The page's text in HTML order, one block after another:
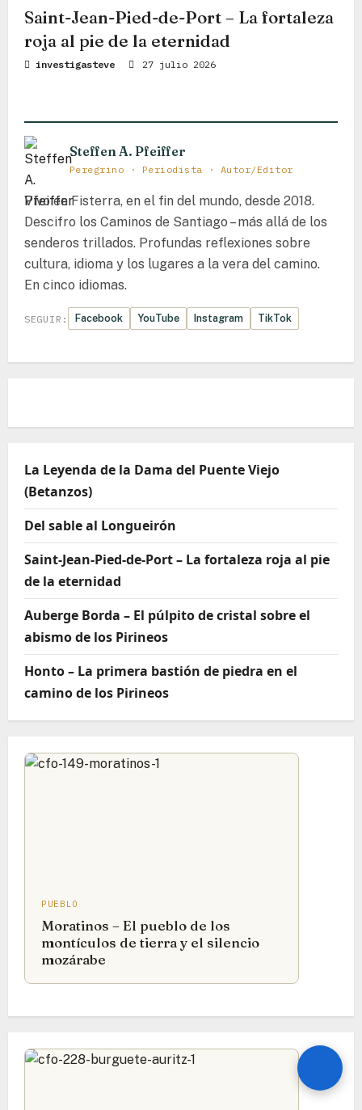
d
a
s
Saint-Jean-Pied-de-Port – La fortaleza
roja al pie de la eternidad
investigasteve 27 julio 2026
Steffen A. Pfeiffer
Peregrino · Periodista · Autor/Editor
Vivo en Fisterra, en el fin del mundo, desde 2018.
Descifro los Caminos de Santiago – más allá de los
senderos trillados. Profundas reflexiones sobre
cultura, idioma y los lugares a la vera del camino.
En cinco idiomas.
SEGUIR: Facebook YouTube Instagram TikTok
La Leyenda de la Dama del Puente Viejo
(Betanzos)
Del sable al Longueirón
Saint-Jean-Pied-de-Port – La fortaleza roja al pie
de la eternidad
Auberge Borda – El púlpito de cristal sobre el
abismo de los Pirineos
Honto – La primera bastión de piedra en el
camino de los Pirineos
PUEBLO
Moratinos – El pueblo de los
montículos de tierra y el silencio
mozárabe